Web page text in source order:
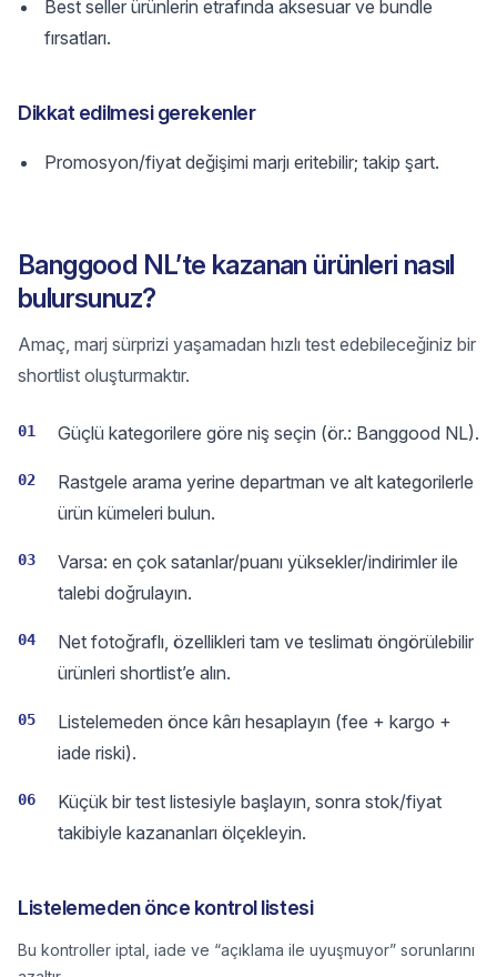
Best seller ürünlerin etrafında aksesuar ve bundle
fırsatları.
Dikkat edilmesi gerekenler
Promosyon/fiyat değişimi marjı eritebilir; takip şart.
Banggood NL’te kazanan ürünleri nasıl
bulursunuz?
Amaç, marj sürprizi yaşamadan hızlı test edebileceğiniz bir
shortlist oluşturmaktır.
01 Güçlü kategorilere göre niş seçin (ör.: Banggood NL).
02
Rastgele arama yerine departman ve alt kategorilerle
ürün kümeleri bulun.
03
Varsa: en çok satanlar/puanı yüksekler/indirimler ile
talebi doğrulayın.
04
Net fotoğraflı, özellikleri tam ve teslimatı öngörülebilir
ürünleri shortlist’e alın.
05
Listelemeden önce kârı hesaplayın (fee + kargo +
iade riski).
06
Küçük bir test listesiyle başlayın, sonra stok/fiyat
takibiyle kazananları ölçekleyin.
Listelemeden önce kontrol listesi
Bu kontroller iptal, iade ve “açıklama ile uyuşmuyor” sorunlarını